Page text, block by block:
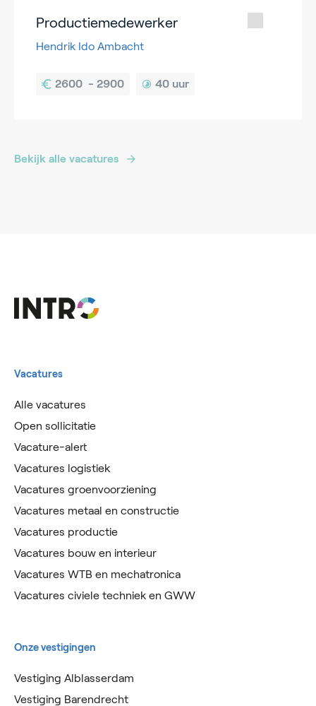
Productiemedewerker
Hendrik Ido Ambacht
40 uur
Bekijk alle vacatures
Vacatures
Alle vacatures
Open sollicitatie
Vacature-alert
Vacatures logistiek
Vacatures groenvoorziening
Vacatures metaal en constructie
Vacatures productie
Vacatures bouw en interieur
Vacatures WTB en mechatronica
Vacatures civiele techniek en GWW
Onze vestigingen
Vestiging Alblasserdam
Vestiging Barendrecht